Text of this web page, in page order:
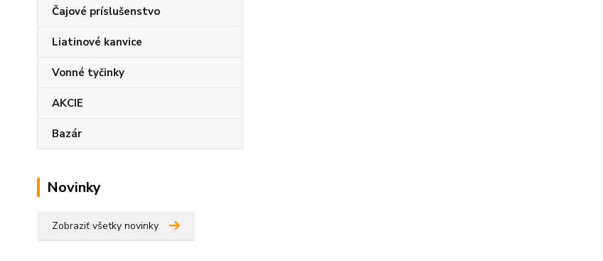
Čajové príslušenstvo
Liatinové kanvice
Vonné tyčinky
AKCIE
Bazár
Novinky
Zobraziť všetky novinky